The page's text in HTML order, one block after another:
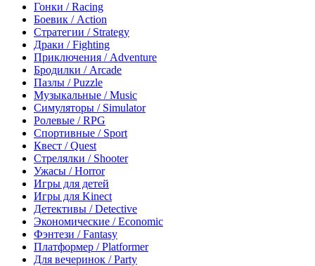
Гонки / Racing
Боевик / Action
Стратегии / Strategy
Драки / Fighting
Приключения / Adventure
Бродилки / Arcade
Пазлы / Puzzle
Музыкальные / Music
Симуляторы / Simulator
Ролевые / RPG
Спортивные / Sport
Квест / Quest
Стрелялки / Shooter
Ужасы / Horror
Игры для детей
Игры для Kinect
Детективы / Detective
Экономические / Economic
Фэнтези / Fantasy
Платформер / Platformer
Для вечеринок / Party